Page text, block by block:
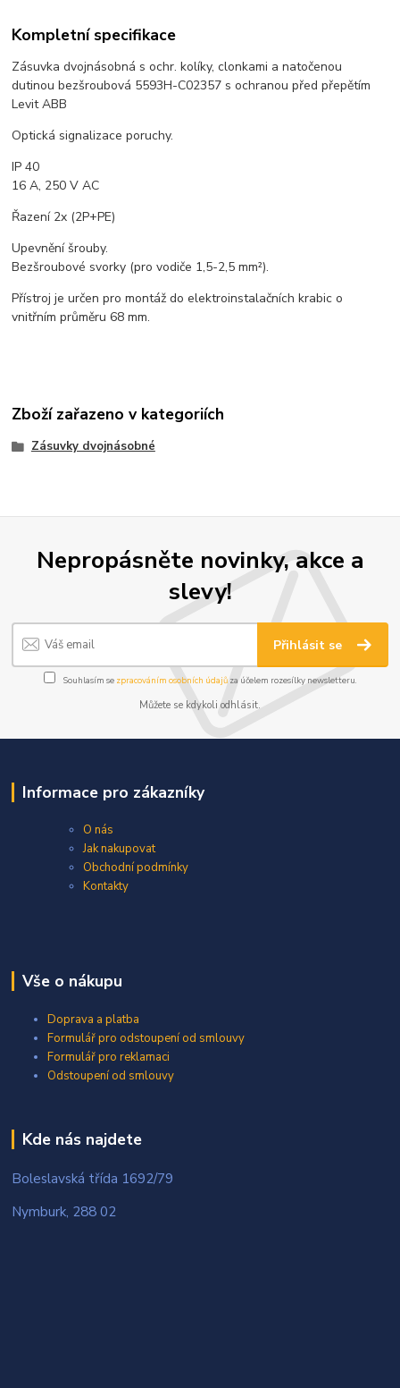
Kompletní specifikace
Zásuvka dvojnásobná s ochr. kolíky, clonkami a natočenou
dutinou bezšroubová 5593H-C02357 s ochranou před přepětím
Levit ABB
Optická signalizace poruchy.
IP 40
16 A, 250 V AC
Řazení 2x (2P+PE)
Upevnění šrouby.
Bezšroubové svorky (pro vodiče 1,5-2,5 mm²).
Přístroj je určen pro montáž do elektroinstalačních krabic o
vnitřním průměru 68 mm.
Zboží zařazeno v kategoriích
Zásuvky dvojnásobné
Nepropásněte novinky, akce a
slevy!
Přihlásit se
Souhlasím se zpracováním osobních údajůza účelem rozesílky newsletteru.
Můžete se kdykoli odhlásit.
Informace pro zákazníky
O nás
Jak nakupovat
Obchodní podmínky
Kontakty
Vše o nákupu
Doprava a platba
Formulář pro odstoupení od smlouvy
Formulář pro reklamaci
Odstoupení od smlouvy
Kde nás najdete
Boleslavská třída 1692/79
Nymburk, 288 02